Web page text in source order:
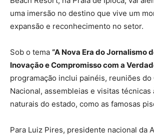
uma imersão no destino que vive um
expansão e reconhecimento no setor.
Sob o tema “A Nova Era do Jornalismo
Inovação e Compromisso com a
programação inclui painéis, reuniões do
Nacional, assembleias e visitas técnicas
naturais do estado, como as famosas
Para Luiz Pires, presidente nacional da